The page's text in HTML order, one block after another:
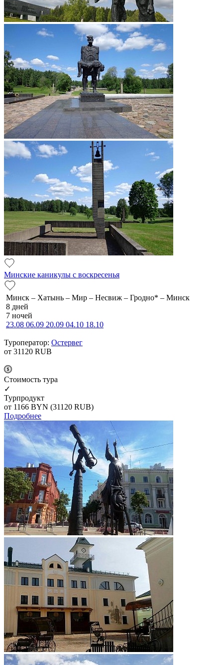
Минские каникулы с воскресенья
Минск – Хатынь – Мир – Несвиж – Гродно* – Минск
8 дней
7 ночей
23.08 06.09 20.09 04.10 18.10
Туроператор: Остервег
от 31120 RUB
Cтоимость тура
✓
Турпродукт
от 1166 BYN (31120 RUB)
Подробнее